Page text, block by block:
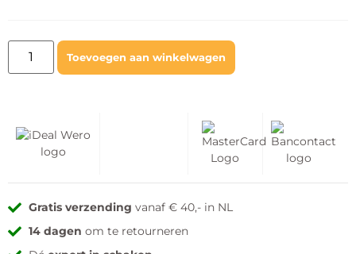
Toevoegen aan winkelwagen
Gratis verzending vanaf € 40,- in NL
14 dagen om te retourneren